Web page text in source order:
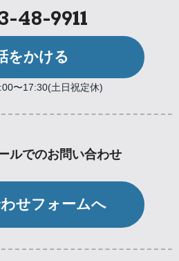
48-9911
をかける
〜17:30(土日祝定休)
ルでのお問い合わせ
せフォームへ